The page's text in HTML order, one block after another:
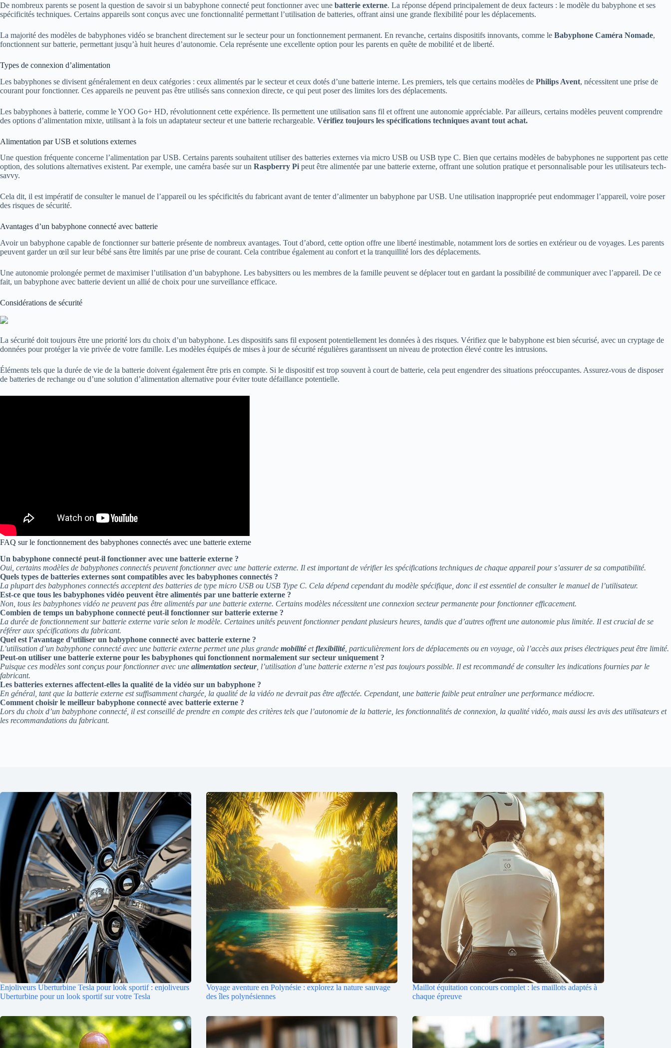
De nombreux parents se posent la question de savoir si un babyphone connecté peut fonctionner avec une batterie externe. La réponse dépend principalement de deux facteurs : le modèle du babyphone et ses
spécificités techniques. Certains appareils sont conçus avec une fonctionnalité permettant l’utilisation de batteries, offrant ainsi une grande flexibilité pour les déplacements.
La majorité des modèles de babyphones vidéo se branchent directement sur le secteur pour un fonctionnement permanent. En revanche, certains dispositifs innovants, comme le Babyphone Caméra Nomade,
fonctionnent sur batterie, permettant jusqu’à huit heures d’autonomie. Cela représente une excellente option pour les parents en quête de mobilité et de liberté.
Types de connexion d’alimentation
Les babyphones se divisent généralement en deux catégories : ceux alimentés par le secteur et ceux dotés d’une batterie interne. Les premiers, tels que certains modèles de Philips Avent, nécessitent une prise de
courant pour fonctionner. Ces appareils ne peuvent pas être utilisés sans connexion directe, ce qui peut poser des limites lors des déplacements.
Les babyphones à batterie, comme le YOO Go+ HD, révolutionnent cette expérience. Ils permettent une utilisation sans fil et offrent une autonomie appréciable. Par ailleurs, certains modèles peuvent comprendre
des options d’alimentation mixte, utilisant à la fois un adaptateur secteur et une batterie rechargeable. Vérifiez toujours les spécifications techniques avant tout achat.
Alimentation par USB et solutions externes
Une question fréquente concerne l’alimentation par USB. Certains parents souhaitent utiliser des batteries externes via micro USB ou USB type C. Bien que certains modèles de babyphones ne supportent pas cette
option, des solutions alternatives existent. Par exemple, une caméra basée sur un Raspberry Pi peut être alimentée par une batterie externe, offrant une solution pratique et personnalisable pour les utilisateurs tech-
savvy.
Cela dit, il est impératif de consulter le manuel de l’appareil ou les spécificités du fabricant avant de tenter d’alimenter un babyphone par USB. Une utilisation inappropriée peut endommager l’appareil, voire poser
des risques de sécurité.
Avantages d’un babyphone connecté avec batterie
Avoir un babyphone capable de fonctionner sur batterie présente de nombreux avantages. Tout d’abord, cette option offre une liberté inestimable, notamment lors de sorties en extérieur ou de voyages. Les parents
peuvent garder un œil sur leur bébé sans être limités par une prise de courant. Cela contribue également au confort et la tranquillité lors des déplacements.
Une autonomie prolongée permet de maximiser l’utilisation d’un babyphone. Les babysitters ou les membres de la famille peuvent se déplacer tout en gardant la possibilité de communiquer avec l’appareil. De ce
fait, un babyphone avec batterie devient un allié de choix pour une surveillance efficace.
Considérations de sécurité
La sécurité doit toujours être une priorité lors du choix d’un babyphone. Les dispositifs sans fil exposent potentiellement les données à des risques. Vérifiez que le babyphone est bien sécurisé, avec un cryptage de
données pour protéger la vie privée de votre famille. Les modèles équipés de mises à jour de sécurité régulières garantissent un niveau de protection élevé contre les intrusions.
Éléments tels que la durée de vie de la batterie doivent également être pris en compte. Si le dispositif est trop souvent à court de batterie, cela peut engendrer des situations préoccupantes. Assurez-vous de disposer
de batteries de rechange ou d’une solution d’alimentation alternative pour éviter toute défaillance potentielle.
FAQ sur le fonctionnement des babyphones connectés avec une batterie externe
Un babyphone connecté peut-il fonctionner avec une batterie externe ?
Oui, certains modèles de babyphones connectés peuvent fonctionner avec une batterie externe. Il est important de vérifier les spécifications techniques de chaque appareil pour s’assurer de sa compatibilité.
Quels types de batteries externes sont compatibles avec les babyphones connectés ?
La plupart des babyphones connectés acceptent des batteries de type micro USB ou USB Type C. Cela dépend cependant du modèle spécifique, donc il est essentiel de consulter le manuel de l’utilisateur.
Est-ce que tous les babyphones vidéo peuvent être alimentés par une batterie externe ?
Non, tous les babyphones vidéo ne peuvent pas être alimentés par une batterie externe. Certains modèles nécessitent une connexion secteur permanente pour fonctionner efficacement.
Combien de temps un babyphone connecté peut-il fonctionner sur batterie externe ?
La durée de fonctionnement sur batterie externe varie selon le modèle. Certaines unités peuvent fonctionner pendant plusieurs heures, tandis que d’autres offrent une autonomie plus limitée. Il est crucial de se
référer aux spécifications du fabricant.
Quel est l’avantage d’utiliser un babyphone connecté avec batterie externe ?
L’utilisation d’un babyphone connecté avec une batterie externe permet une plus grande mobilitéetflexibilité, particulièrement lors de déplacements ou en voyage, où l’accès aux prises électriques peut être limité.
Peut-on utiliser une batterie externe pour les babyphones qui fonctionnent normalement sur secteur uniquement ?
Puisque ces modèles sont conçus pour fonctionner avec une alimentation secteur, l’utilisation d’une batterie externe n’est pas toujours possible. Il est recommandé de consulter les indications fournies par le
fabricant.
Les batteries externes affectent-elles la qualité de la vidéo sur un babyphone ?
En général, tant que la batterie externe est suffisamment chargée, la qualité de la vidéo ne devrait pas être affectée. Cependant, une batterie faible peut entraîner une performance médiocre.
Comment choisir le meilleur babyphone connecté avec batterie externe ?
Lors du choix d’un babyphone connecté, il est conseillé de prendre en compte des critères tels que l’autonomie de la batterie, les fonctionnalités de connexion, la qualité vidéo, mais aussi les avis des utilisateurs et
les recommandations du fabricant.
Enjoliveurs Uberturbine Tesla pour look sportif : enjoliveurs
Uberturbine pour un look sportif sur votre Tesla
Voyage aventure en Polynésie : explorez la nature sauvage
des îles polynésiennes
Maillot équitation concours complet : les maillots adaptés à
chaque épreuve